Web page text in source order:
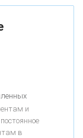
пять лет
того, кто его
их дают мне.
и
в